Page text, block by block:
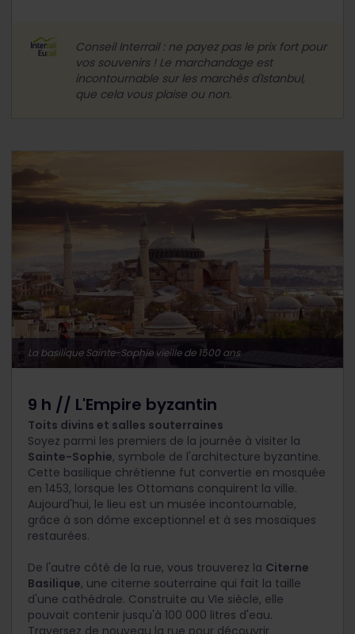
Conseil Interrail : ne payez pas le prix fort pour
vos souvenirs ! Le marchandage est
incontournable sur les marchés d'Istanbul,
que cela vous plaise ou non.
La basilique Sainte-Sophie vieille de 1500 ans
9 h // L'Empire byzantin
Toits divins et salles souterraines
Soyez parmi les premiers de la journée à visiter la
Sainte-Sophie, symbole de l'architecture byzantine.
Cette basilique chrétienne fut convertie en mosquée
en 1453, lorsque les Ottomans conquirent la ville.
Aujourd'hui, le lieu est un musée incontournable,
grâce à son dôme exceptionnel et à ses mosaïques
restaurées.
De l'autre côté de la rue, vous trouverez la Citerne
Basilique, une citerne souterraine qui fait la taille
d'une cathédrale. Construite au VIe siècle, elle
pouvait contenir jusqu'à 100 000 litres d'eau.